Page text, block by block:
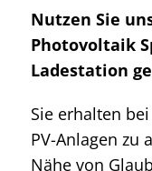
Nutzen Sie
Photovoltaik
Ladestation
Sie erhalten
PV-Anlagen zu
Nähe von